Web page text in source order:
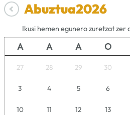
Abuztua2026
Ikusi hemen egunero zuretzat zer
A A A O
27 28 29 30
3 4 5 6
10 11 12 13